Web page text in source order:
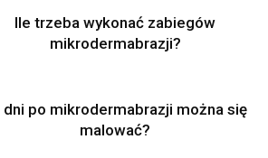
Ile trzeba wykonać zabiegów
mikrodermabrazji?
dni po mikrodermabrazji można się
malować?